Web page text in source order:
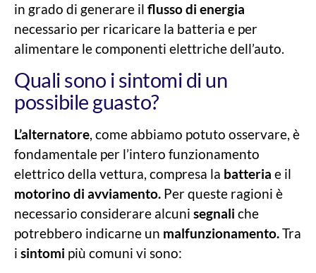
in grado di generare il flusso di energia
necessario per ricaricare la batteria e per
alimentare le componenti elettriche dell’auto.
Quali sono i sintomi di un
possibile guasto?
L’alternatore , come abbiamo potuto osservare, è
fondamentale per l’intero funzionamento
elettrico della vettura, compresa la batteria e il
motorino di avviamento. Per queste ragioni è
necessario considerare alcuni segnali che
potrebbero indicarne un malfunzionamento.Tra
i sintomi più comuni vi sono: